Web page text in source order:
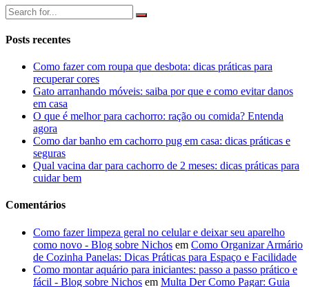
Posts recentes
Como fazer com roupa que desbota: dicas práticas para
recuperar cores
Gato arranhando móveis: saiba por que e como evitar danos
em casa
O que é melhor para cachorro: ração ou comida? Entenda
agora
Como dar banho em cachorro pug em casa: dicas práticas e
seguras
Qual vacina dar para cachorro de 2 meses: dicas práticas para
cuidar bem
Comentários
Como fazer limpeza geral no celular e deixar seu aparelho
como novo - Blog sobre Nichos em Como Organizar Armário
de Cozinha Panelas: Dicas Práticas para Espaço e Facilidade
Como montar aquário para iniciantes: passo a passo prático e
fácil - Blog sobre Nichos em Multa Der Como Pagar: Guia